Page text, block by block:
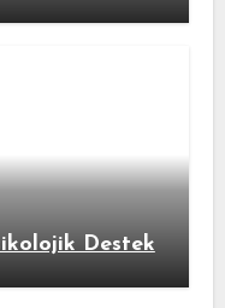
Destek